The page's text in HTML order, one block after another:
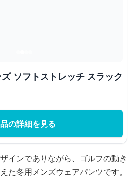
ソフトストレッチ スラック
の詳細を見る
インでありながら、ゴルフの動き
た冬用メンズウェアパンツです。